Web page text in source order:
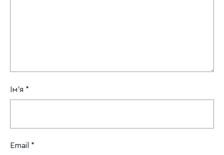
Ім'я *
Email *